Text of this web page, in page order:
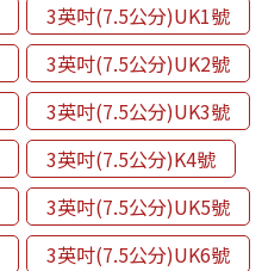
3英吋(7.5公分)UK1號
3英吋(7.5公分)UK2號
3英吋(7.5公分)UK3號
3英吋(7.5公分)K4號
3英吋(7.5公分)UK5號
3英吋(7.5公分)UK6號